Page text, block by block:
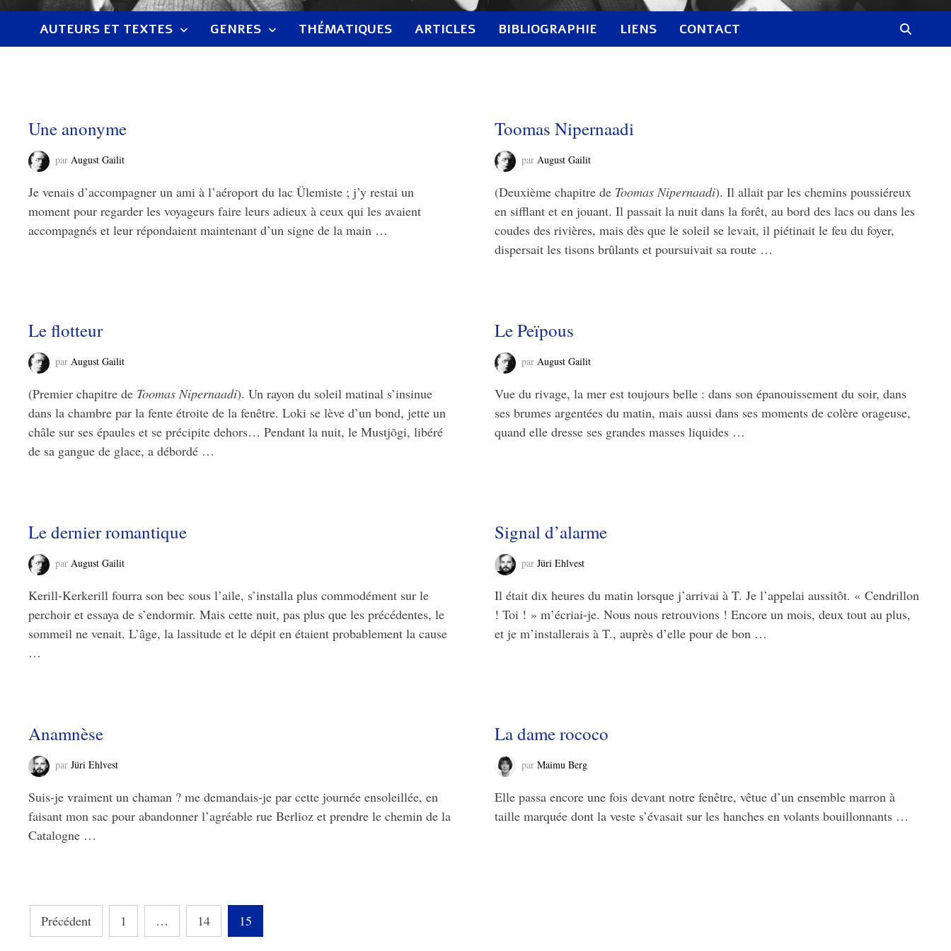
AUTEURS ET TEXTES GENRES THÉMATIQUES ARTICLES BIBLIOGRAPHIE LIENS CONTACT
Une anonyme
parAugust Gailit
Je venais d’accompagner un ami à l’aéroport du lac Ülemiste ; j’y restai un
moment pour regarder les voyageurs faire leurs adieux à ceux qui les avaient
accompagnés et leur répondaient maintenant d’un signe de la main …
Toomas Nipernaadi
parAugust Gailit
(Deuxième chapitre de Toomas Nipernaadi). Il allait par les chemins poussiéreux
en sifflant et en jouant. Il passait la nuit dans la forêt, au bord des lacs ou dans les
coudes des rivières, mais dès que le soleil se levait, il piétinait le feu du foyer,
dispersait les tisons brûlants et poursuivait sa route …
Le flotteur
parAugust Gailit
(Premier chapitre de Toomas Nipernaadi). Un rayon du soleil matinal s’insinue
dans la chambre par la fente étroite de la fenêtre. Loki se lève d’un bond, jette un
châle sur ses épaules et se précipite dehors… Pendant la nuit, le Mustjõgi, libéré
de sa gangue de glace, a débordé …
Le Peïpous
parAugust Gailit
Vue du rivage, la mer est toujours belle : dans son épanouissement du soir, dans
ses brumes argentées du matin, mais aussi dans ses moments de colère orageuse,
quand elle dresse ses grandes masses liquides …
Le dernier romantique
parAugust Gailit
Kerill-Kerkerill fourra son bec sous l’aile, s’installa plus commodément sur le
perchoir et essaya de s’endormir. Mais cette nuit, pas plus que les précédentes, le
sommeil ne venait. L’âge, la lassitude et le dépit en étaient probablement la cause
…
Signal d’alarme
parJüri Ehlvest
Il était dix heures du matin lorsque j’arrivai à T. Je l’appelai aussitôt. « Cendrillon
! Toi ! » m’écriai-je. Nous nous retrouvions ! Encore un mois, deux tout au plus,
et je m’installerais à T., auprès d’elle pour de bon …
Anamnèse
parJüri Ehlvest
Suis-je vraiment un chaman ? me demandais-je par cette journée ensoleillée, en
faisant mon sac pour abandonner l’agréable rue Berlioz et prendre le chemin de la
Catalogne …
La dame rococo
parMaimu Berg
Elle passa encore une fois devant notre fenêtre, vêtue d’un ensemble marron à
taille marquée dont la veste s’évasait sur les hanches en volants bouillonnants …
Pagination
Précédent 1 … 14 15